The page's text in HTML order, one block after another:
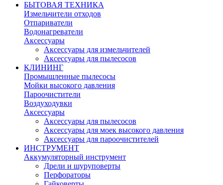
БЫТОВАЯ ТЕХНИКА
Измельчители отходов
Отпариватели
Водонагреватели
Аксессуары
Аксессуары для измельчителей
Аксессуары для пылесосов
КЛИНИНГ
Промышленные пылесосы
Мойки высокого давления
Пароочистители
Воздуходувки
Аксессуары
Аксессуары для пылесосов
Аксессуары для моек высокого давления
Аксессуары для пароочистителей
ИНСТРУМЕНТ
Аккумуляторный инструмент
Дрели и шуруповерты
Перфораторы